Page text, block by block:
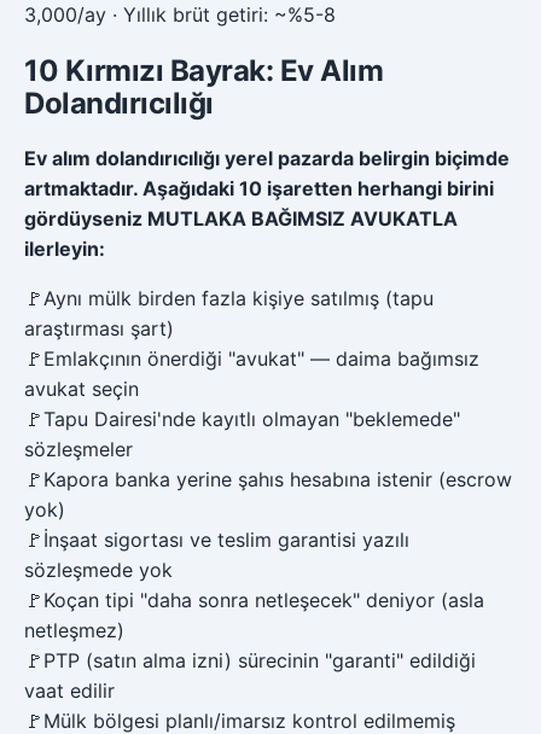
3,000/ay · Yıllık brüt getiri: ~%5-8
10 Kırmızı Bayrak: Ev Alım
Dolandırıcılığı
Ev alım dolandırıcılığı yerel pazarda belirgin biçimde
artmaktadır. Aşağıdaki 10 işaretten herhangi birini
gördüyseniz MUTLAKA BAĞIMSIZ AVUKATLA
ilerleyin:
🚩 Aynı mülk birden fazla kişiye satılmış (tapu
araştırması şart)
🚩 Emlakçının önerdiği "avukat" — daima bağımsız
avukat seçin
🚩Tapu Dairesi'nde kayıtlı olmayan "beklemede"
sözleşmeler
🚩 Kapora banka yerine şahıs hesabına istenir (escrow
yok)
🚩 İnşaat sigortası ve teslim garantisi yazılı
sözleşmede yok
🚩 Koçan tipi "daha sonra netleşecek" deniyor (asla
netleşmez)
🚩 PTP (satın alma izni) sürecinin "garanti" edildiği
vaat edilir
🚩 Mülk bölgesi planlı/imarsız kontrol edilmemiş